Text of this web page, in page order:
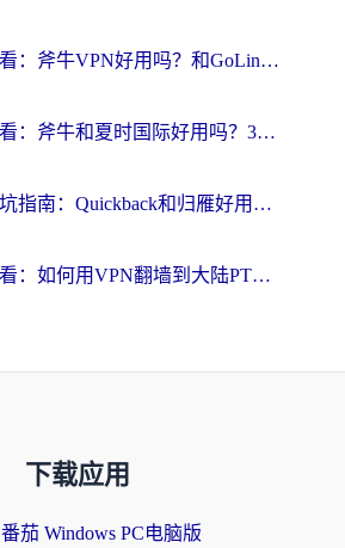
海外党必看：斧牛VPN好用吗？和GoLinkVPN对比哪个回国效果更好？
海外党必看：斧牛和夏时国际好用吗？3步选对回国加速器，无缝刷国内资源
海外党踩坑指南：Quickback和归雁好用吗？选对加速器才能无缝刷国内资源
海外党必看：如何用VPN翻墙到大陆PTT？一篇解决你所有回国加速痛点
下载应用
番茄 Windows PC电脑版